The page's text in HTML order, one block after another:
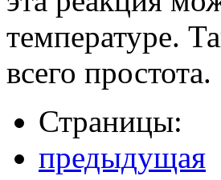
температуре.
всего простота.
Страницы:
предыдущая